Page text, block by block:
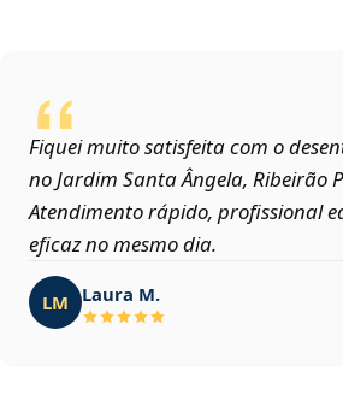
Fiquei muito satisfeita com o
no Jardim Santa Ângela, Ribeirão
Atendimento rápido, profissional
eficaz no mesmo dia.
LM Laura M.